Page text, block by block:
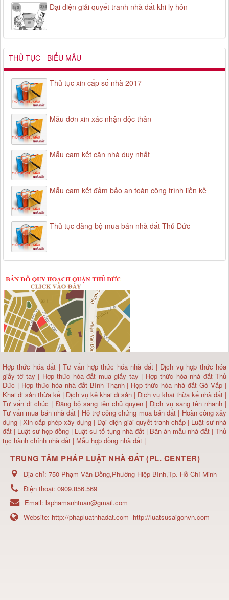
Đại diện giải quyết tranh nhà đất khi ly hôn
THỦ TỤC - BIỂU MẪU
Thủ tục xin cấp số nhà 2017
Mẫu đơn xin xác nhận độc thân
Mẫu cam kết căn nhà duy nhất
Mẫu cam kết đảm bảo an toàn công trình liền kề
Thủ tục đăng bộ mua bán nhà đất Thủ Đức
Hợp thức hóa đất |Tư vấn hợp thức hóa nhà đất| Dịch vụ hợp thức hóa
giấy tờ tay | Hợp thức hóa đất mua giấy tay | Hợp thức hóa nhà đất Thủ
Đức | Hợp thức hóa nhà đất Bình Thạnh | Hợp thức hóa nhà đất Gò Vấp |
Khai di sản thừa kế | Dịch vụ kê khai di sản | Dịch vụ khai thừa kế nhà đất |
Tư vấn di chúc | Đăng bộ sang tên chủ quyền | Dịch vụ sang tên nhanh |
Tư vấn mua bán nhà đất | Hỗ trợ công chứng mua bán đất | Hoàn công xây
dựng | Xin cấp phép xây dựng |Đại diện giải quyết tranh chấp | Luật sư nhà
đất | Luật sư hợp đồng | Luật sư tố tụng nhà đất | Bản án mẫu nhà đất|Thủ
tục hành chính nhà đất | Mẫu hợp đồng nhà đất |
TRUNG TÂM PHÁP LUẬT NHÀ ĐẤT (PL. CENTER)
Địa chỉ: 750 Phạm Văn Đồng,Phường Hiệp Bình,Tp. Hồ Chí Minh
Điện thoại: 0909.856.569
Email: lsphamanhtuan@gmail.com
Website: http://phapluatnhadat.com http://luatsusaigonvn.com